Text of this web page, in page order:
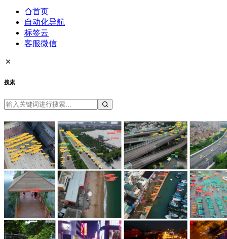
首页
自动化导航
标签云
客服微信
搜索